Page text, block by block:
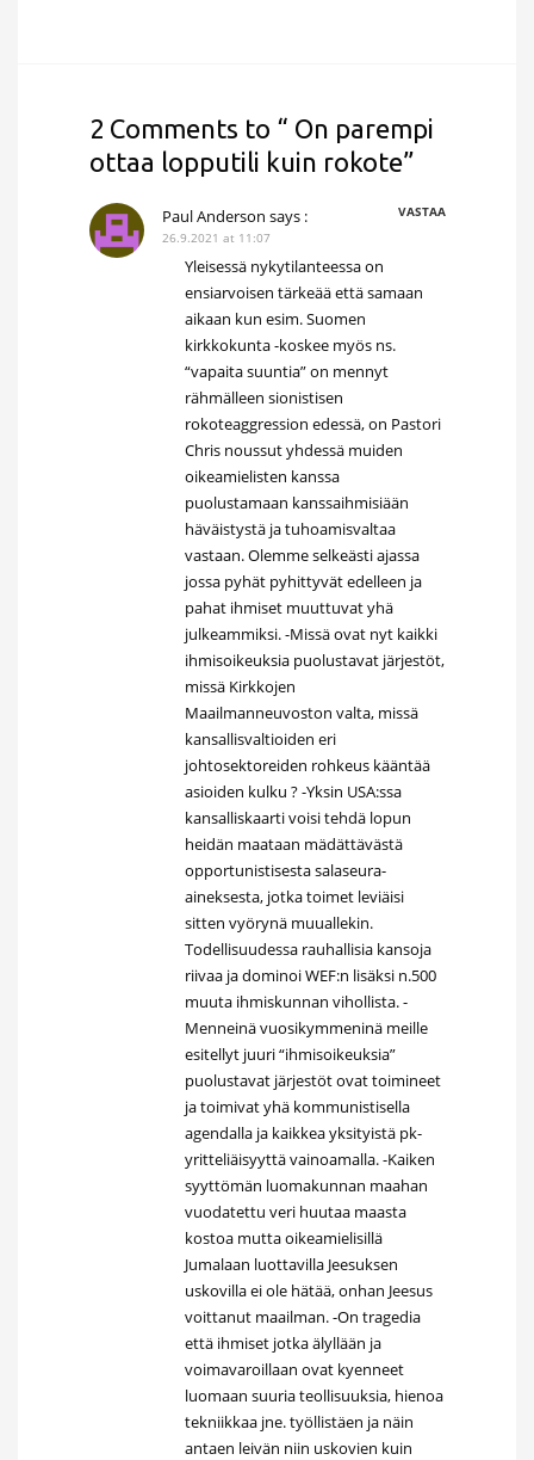
2 Comments to “ On parempi
ottaa lopputili kuin rokote”
Paul Anderson says :
VASTAA
26.9.2021 at 11:07
Yleisessä nykytilanteessa on
ensiarvoisen tärkeää että samaan
aikaan kun esim. Suomen
kirkkokunta -koskee myös ns.
“vapaita suuntia” on mennyt
rähmälleen sionistisen
rokoteaggression edessä, on Pastori
Chris noussut yhdessä muiden
oikeamielisten kanssa
puolustamaan kanssaihmisiään
häväistystä ja tuhoamisvaltaa
vastaan. Olemme selkeästi ajassa
jossa pyhät pyhittyvät edelleen ja
pahat ihmiset muuttuvat yhä
julkeammiksi. -Missä ovat nyt kaikki
ihmisoikeuksia puolustavat järjestöt,
missä Kirkkojen
Maailmanneuvoston valta, missä
kansallisvaltioiden eri
johtosektoreiden rohkeus kääntää
asioiden kulku ? -Yksin USA:ssa
kansalliskaarti voisi tehdä lopun
heidän maataan mädättävästä
opportunistisesta salaseura-
aineksesta, jotka toimet leviäisi
sitten vyörynä muuallekin.
Todellisuudessa rauhallisia kansoja
riivaa ja dominoi WEF:n lisäksi n.500
muuta ihmiskunnan vihollista. -
Menneinä vuosikymmeninä meille
esitellyt juuri “ihmisoikeuksia”
puolustavat järjestöt ovat toimineet
ja toimivat yhä kommunistisella
agendalla ja kaikkea yksityistä pk-
yritteliäisyyttä vainoamalla. -Kaiken
syyttömän luomakunnan maahan
vuodatettu veri huutaa maasta
kostoa mutta oikeamielisillä
Jumalaan luottavilla Jeesuksen
uskovilla ei ole hätää, onhan Jeesus
voittanut maailman. -On tragedia
että ihmiset jotka älyllään ja
voimavaroillaan ovat kyenneet
luomaan suuria teollisuuksia, hienoa
tekniikkaa jne. työllistäen ja näin
antaen leivän niin uskovien kuin